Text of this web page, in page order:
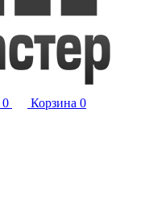
0 Корзина 0